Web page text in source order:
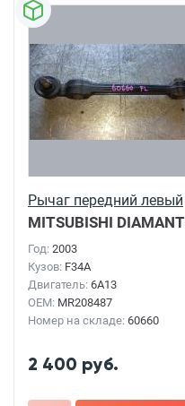
Рычаг передний левый
Год: 2003
Кузов: F34A
Двигатель: 6A13
OEM: MR208487
Номер на складе: 60660
2 400 руб.